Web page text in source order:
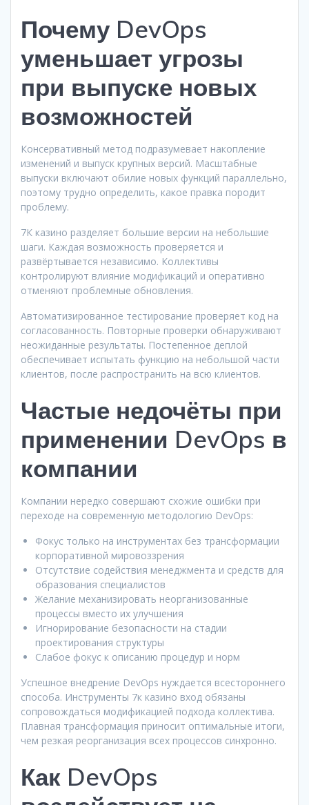
Почему DevOps
уменьшает угрозы
при выпуске новых
возможностей
Консервативный метод подразумевает накопление
изменений и выпуск крупных версий. Масштабные
выпуски включают обилие новых функций параллельно,
поэтому трудно определить, какое правка породит
проблему.
7К казино разделяет большие версии на небольшие
шаги. Каждая возможность проверяется и
развёртывается независимо. Коллективы
контролируют влияние модификаций и оперативно
отменяют проблемные обновления.
Автоматизированное тестирование проверяет код на
согласованность. Повторные проверки обнаруживают
неожиданные результаты. Постепенное деплой
обеспечивает испытать функцию на небольшой части
клиентов, после распространить на всю клиентов.
Частые недочёты при
применении DevOps в
компании
Компании нередко совершают схожие ошибки при
переходе на современную методологию DevOps:
Фокус только на инструментах без трансформации
корпоративной мировоззрения
Отсутствие содействия менеджмента и средств для
образования специалистов
Желание механизировать неорганизованные
процессы вместо их улучшения
Игнорирование безопасности на стадии
проектирования структуры
Слабое фокус к описанию процедур и норм
Успешное внедрение DevOps нуждается всестороннего
способа. Инструменты 7к казино вход обязаны
сопровождаться модификацией подхода коллектива.
Плавная трансформация приносит оптимальные итоги,
чем резкая реорганизация всех процессов синхронно.
Как DevOps